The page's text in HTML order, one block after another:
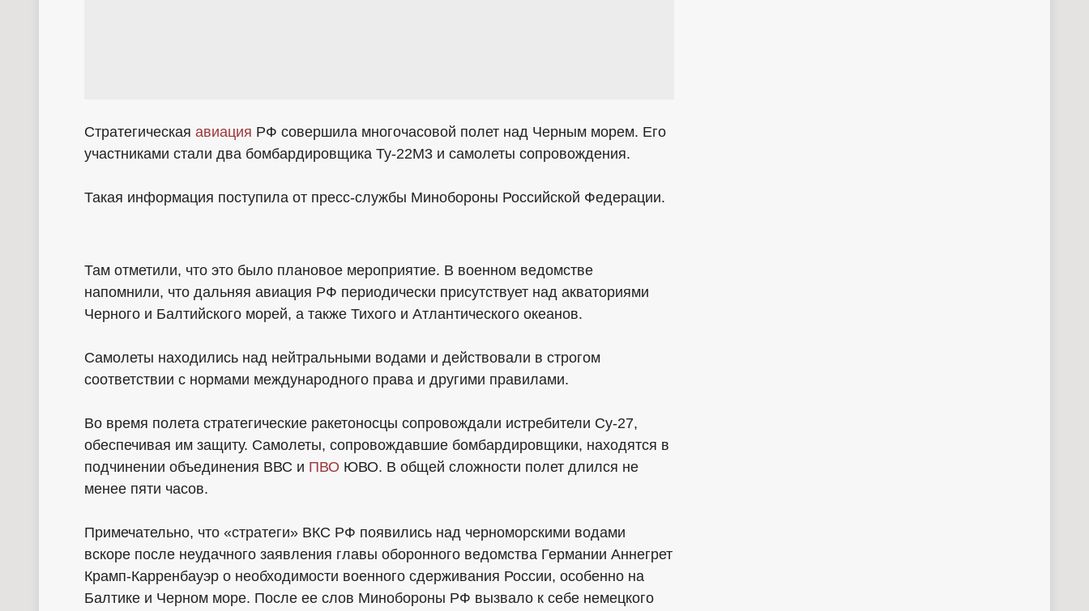
Стратегическая авиация РФ совершила многочасовой полет над Черным морем. Его
участниками стали два бомбардировщика Ту-22М3 и самолеты сопровождения.
Такая информация поступила от пресс-службы Минобороны Российской Федерации.
Там отметили, что это было плановое мероприятие. В военном ведомстве
напомнили, что дальняя авиация РФ периодически присутствует над акваториями
Черного и Балтийского морей, а также Тихого и Атлантического океанов.
Самолеты находились над нейтральными водами и действовали в строгом
соответствии с нормами международного права и другими правилами.
Во время полета стратегические ракетоносцы сопровождали истребители Су-27,
обеспечивая им защиту. Самолеты, сопровождавшие бомбардировщики, находятся в
подчинении объединения ВВС и ПВО ЮВО. В общей сложности полет длился не
менее пяти часов.
Примечательно, что «стратеги» ВКС РФ появились над черноморскими водами
вскоре после неудачного заявления главы оборонного ведомства Германии Аннегрет
Крамп-Карренбауэр о необходимости военного сдерживания России, особенно на
Балтике и Черном море. После ее слов Минобороны РФ вызвало к себе немецкого